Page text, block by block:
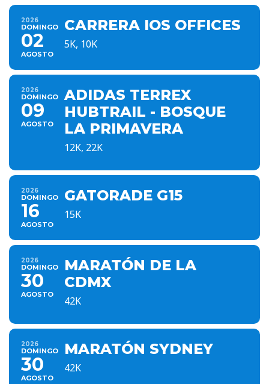
2026
DOMINGO
02
AGOSTO
CARRERA IOS OFFICES
5K, 10K
2026
DOMINGO
09
AGOSTO
ADIDAS TERREX
HUBTRAIL - BOSQUE
LA PRIMAVERA
12K, 22K
2026
DOMINGO
16
AGOSTO
GATORADE G15
15K
2026
DOMINGO
30
AGOSTO
MARATÓN DE LA
CDMX
42K
2026
DOMINGO
30
AGOSTO
MARATÓN SYDNEY
42K